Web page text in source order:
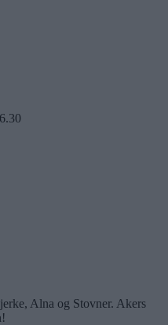
Alna og Stovner. Akers